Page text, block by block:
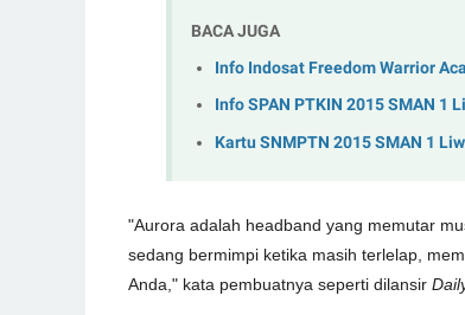
BACA JUGA
Info Indosat Freedom Warrior
Info SPAN PTKIN 2015 SMAN 1
Kartu SNMPTN 2015 SMAN 1
"Aurora adalah headband yang memutar
sedang bermimpi ketika masih terlelap,
Anda," kata pembuatnya seperti dilansir